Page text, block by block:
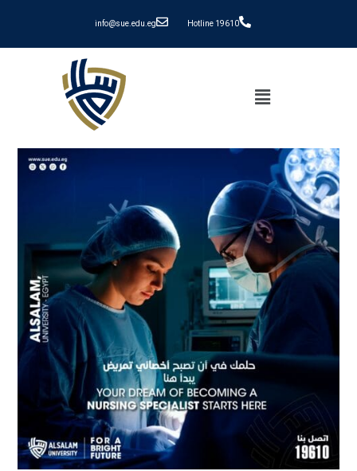
info@sue.edu.eg Hotline 19610